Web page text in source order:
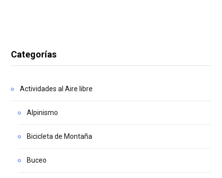
Categorías
Actividades al Aire libre
Alpinismo
Bicicleta de Montaña
Buceo